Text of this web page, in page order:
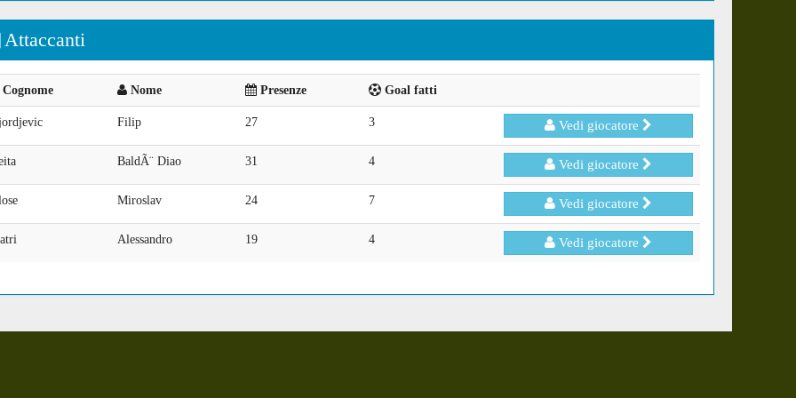
Attaccanti
Cognome Nome Presenze Goal fatti
Filip 27 3 Vedi giocatore
BaldÃ¨ Diao 31 4 Vedi giocatore
Miroslav 24 7 Vedi giocatore
Alessandro 19 4 Vedi giocatore